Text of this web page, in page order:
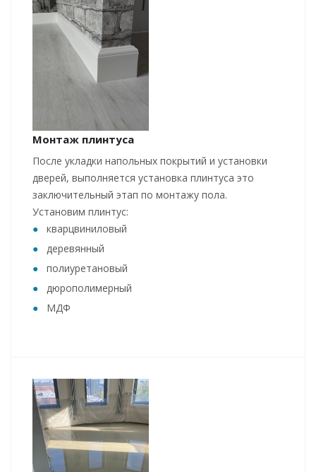
Монтаж плинтуса
После укладки напольных покрытий и установки
дверей, выполняется установка плинтуса это
заключительный этап по монтажу пола.
Установим плинтус:
кварцвиниловый
деревянный
полиуретановый
дюрополимерный
МДФ